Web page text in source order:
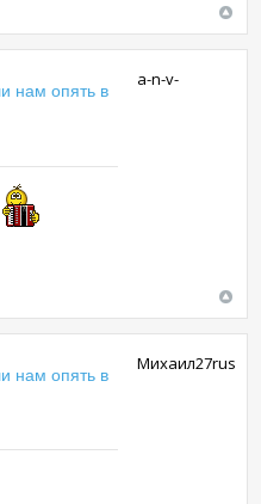
нам опять в
a-n-v-
нам опять в
Михаил27rus